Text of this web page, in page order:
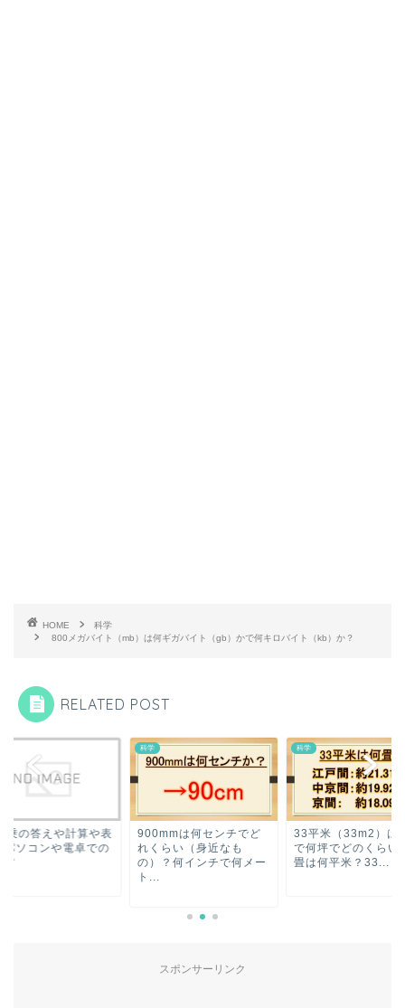
HOME
科学
800メガバイト（mb）は何ギガバイト（gb）かで何キロバイト（kb）か？
RELATED POST
乗の答えや計算や表
パソコンや電卓での
方
科学
900mmは何センチでど
れくらい（身近なも
の）？何インチで何メー
ト...
科学
33平米（33m2）は
で何坪でどのくらい
畳は何平米？33...
スポンサーリンク